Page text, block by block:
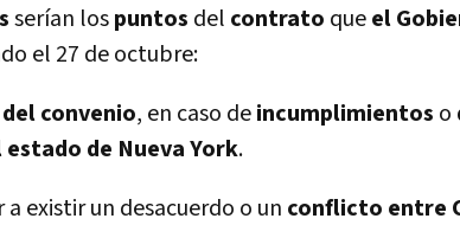
serían lospuntos del contrato queel
el 27 de octubre:
convenio, en caso deincumplimientos o
estado de Nueva York.
a existir un desacuerdo o un conflicto entre